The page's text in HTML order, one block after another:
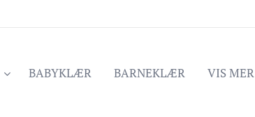
BABYKLÆR BARNEKLÆR VIS MER